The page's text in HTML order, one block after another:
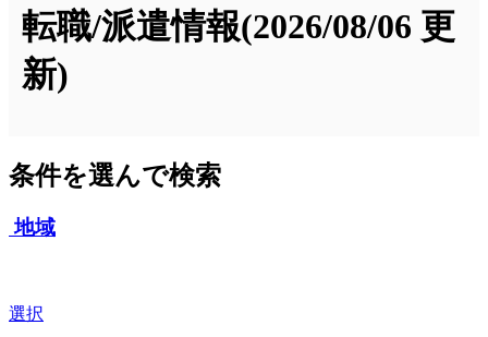
転職/派遣情報(2026/08/06 更
新)
条件を選んで検索
地域
選択